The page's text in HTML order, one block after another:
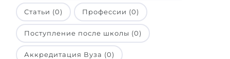
Статьи (0) Профессии (0)
Поступление после школы (0)
Аккредитация Вуза (0)